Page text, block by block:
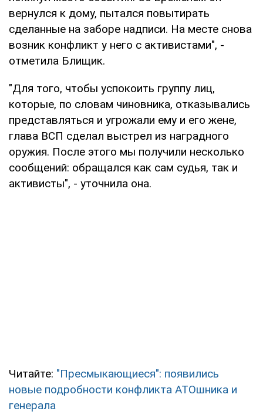
вернулся к дому, пытался повытирать
сделанные на заборе надписи. На месте снова
возник конфликт у него с активистами", -
отметила Блищик.
"Для того, чтобы успокоить группу лиц,
которые, по словам чиновника, отказывались
представляться и угрожали ему и его жене,
глава ВСП сделал выстрел из наградного
оружия. После этого мы получили несколько
сообщений: обращался как сам судья, так и
активисты", - уточнила она.
Читайте: "Пресмыкающиеся": появились
новые подробности конфликта АТОшника и
генерала